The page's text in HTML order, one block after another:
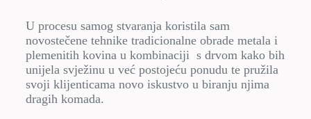
U procesu samog stvaranja koristila sam
novostečene tehnike tradicionalne obrade metala i
plemenitih kovina u kombinaciji s drvom kako bih
unijela svježinu u već postojeću ponudu te pružila
svoji klijenticama novo iskustvo u biranju njima
dragih komada.